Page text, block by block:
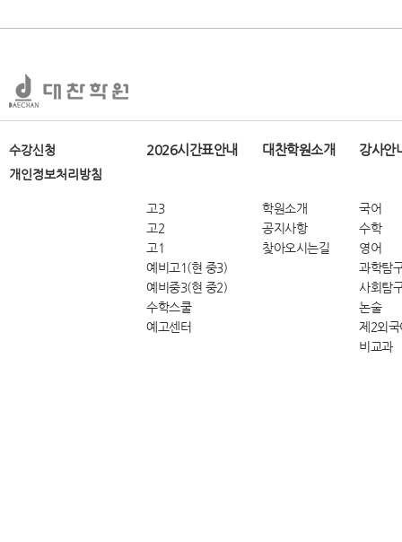
수강신청
개인정보처리방침
2026시간표안내
고3
고2
고1
예비고1(현 중3)
예비중3(현 중2)
수학스쿨
예고센터
대찬학원소개
학원소개
공지사항
찾아오시는길
강사안
국어
수학
영어
과학탐
사회탐
논술
제2외국
비교과